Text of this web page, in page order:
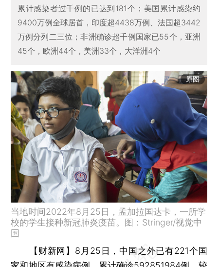
累计感染者过千例的已达到181个；美国累计感染约
9400万例全球居首，印度超4438万例、法国超3442
万例分列二三位；非洲确诊超千例国家已55个，亚洲
45个，欧洲44个，美洲33个，大洋洲4个
原图
当地时间2022年8月25日，孟加拉国达卡，一所学
校的学生接种新冠肺炎疫苗。图：Stringer/视觉中
国
【财新网】 8月25日，中国之外已有221个国